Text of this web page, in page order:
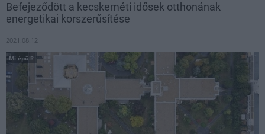
Befejeződött a kecskeméti idősek otthonának
energetikai korszerűsítése
2021.08.12
Mi épül?